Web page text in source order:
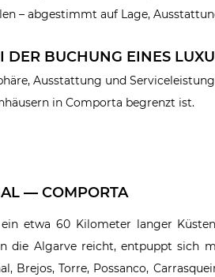
– abgestimmt auf Lage,
DER BUCHUNG EINES
Ausstattung und
in Comporta begrenzt ist.
— COMPORTA
etwa 60 Kilometer langer
die Algarve reicht, entpuppt sich
Brejos, Torre, Possanco,